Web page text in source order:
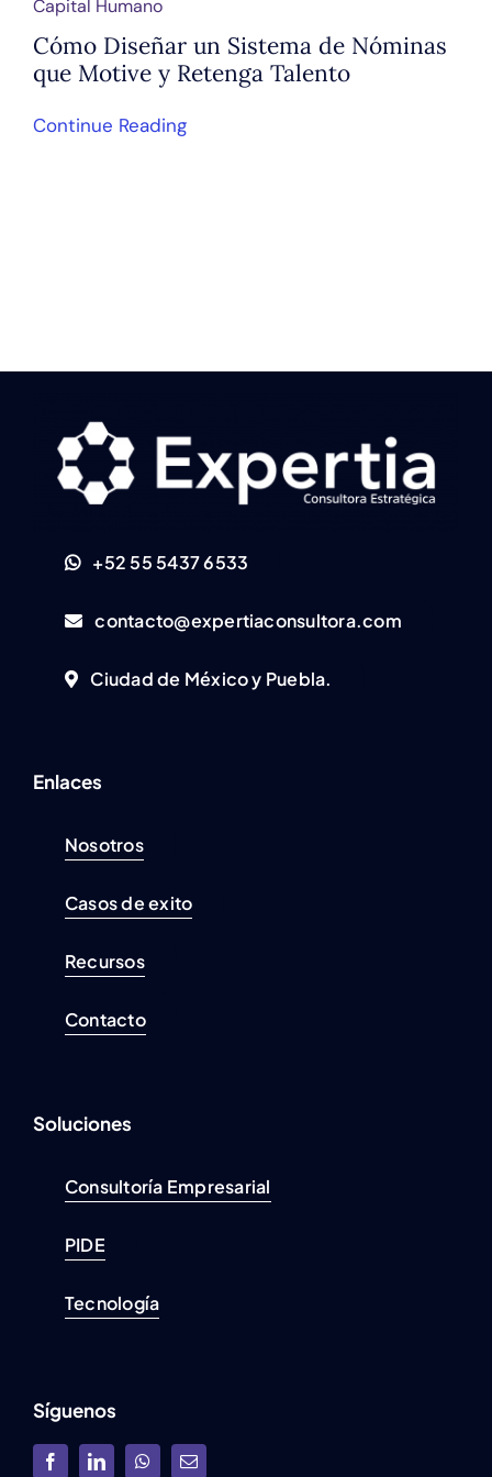
Capital Humano
Cómo Diseñar un Sistema de Nóminas
que Motive y Retenga Talento
Continue Reading
+52 55 5437 6533
contacto@expertiaconsultora.com
Ciudad de México y Puebla.
Enlaces
Nosotros
Casos de exito
Recursos
Contacto
Soluciones
Consultoría Empresarial
PIDE
Tecnología
Síguenos